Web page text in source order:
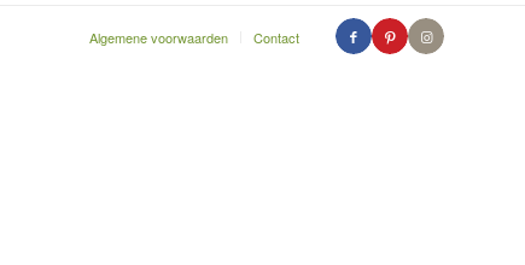
Algemene voorwaarden Contact